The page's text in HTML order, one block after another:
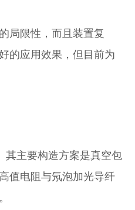
局限性，而且装置复
的应用效果，但目前为
其主要构造方案是真空包
值电阻与氖泡加光导纤